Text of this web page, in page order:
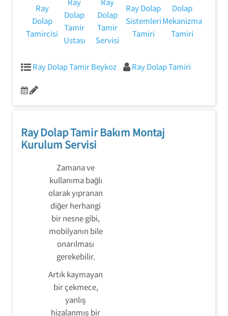
Ray
Dolap
Tamircisi
Dolap
Tamir
Ustası
Dolap
Tamir
Servisi
Ray Dolap
Sistemleri
Tamiri
Dolap
Mekanizma
Tamiri
Ray Dolap Tamir Beykoz Ray Dolap Tamiri
Ray Dolap Tamir Bakım Montaj
Kurulum Servisi
Zamana ve
kullanıma bağlı
olarak yıpranan
diğer herhangi
bir nesne gibi,
mobilyanın bile
onarılması
gerekebilir.
Artık kaymayan
bir çekmece,
yanlış
hizalanmış bir